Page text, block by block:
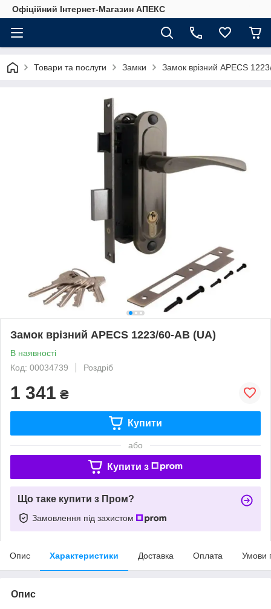
Офіційний Інтернет-Магазин АПЕКС
Товари та послуги Замки Замок врізний APECS
Замок врізний APECS 1223/60-AB (UA)
В наявності
Код: 00034739
Роздріб
1 341 ₴
Купити
або
Купити з
Що таке купити з Пром?
Замовлення під захистом
Опис Характеристики Доставка Оплата Умови
Опис